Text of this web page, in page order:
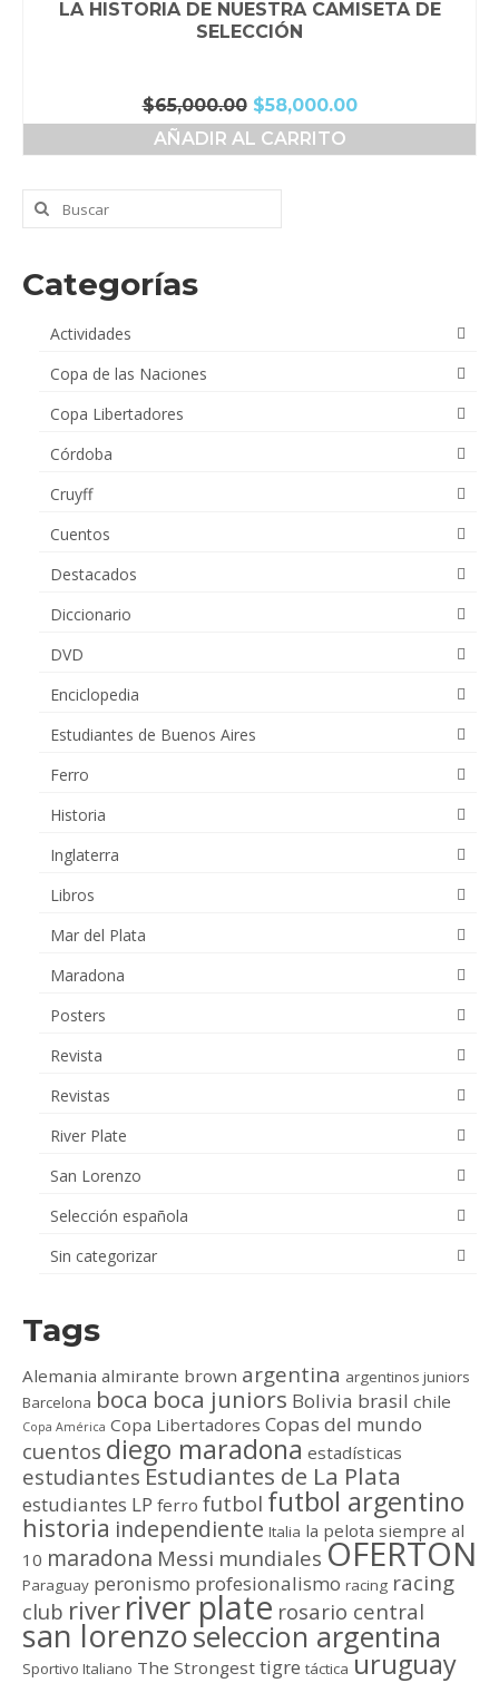
LA HISTORIA DE NUESTRA CAMISETA DE
SELECCIÓN
$65,000.00 El
precio
original
$65,000.00.
$58,000.00El
precio
AÑADIR AL CARRITO
Buscar
por:
Categorías
Actividades
Copa de las Naciones
Copa Libertadores
Córdoba
Cruyff
Cuentos
Destacados
Diccionario
DVD
Enciclopedia
Estudiantes de Buenos Aires
Ferro
Historia
Inglaterra
Libros
Mar del Plata
Maradona
Posters
Revista
Revistas
River Plate
San Lorenzo
Selección española
Sin categorizar
Tags
Alemania almirante brown argentina argentinos juniors
Barcelona boca boca juniors Bolivia brasil chile
Copa América Copa Libertadores Copas del mundo
cuentos diego maradona estadísticas
estudiantes Estudiantes de La Plata
estudiantes LP ferro futbol futbol argentino
historia independiente Italia la pelota siempre al
10 maradona Messi mundiales OFERTON
Paraguay peronismo profesionalismo racing racing
club river river plate rosario central
san lorenzoseleccion argentina
Sportivo Italiano The Strongest tigre táctica uruguay